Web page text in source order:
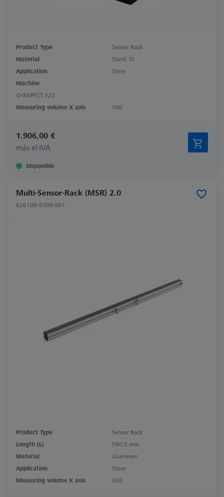
Product Type
Sensor Rack
Material
Stainl. St.
Application
Store
Machine
O-INSPECT 322
Measuring volume X axis
300
1.906,00 €
más el IVA
Disponible
Multi-Sensor-Rack (MSR) 2.0
626100-9300-001
Product Type
Sensor Rack
Length (L)
590,0 mm
Material
Aluminum
Application
Store
Measuring volume X axis
500